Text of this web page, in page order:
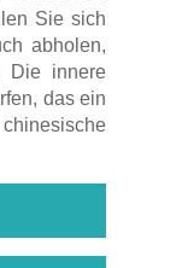
Sie sich
abholen,
Die innere
das ein